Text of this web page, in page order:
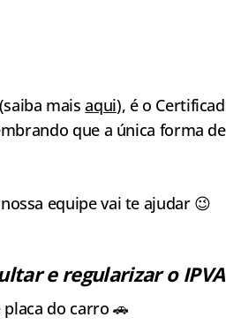
maisaqui), é o
que a única forma
equipe vai te ajudar 😉
e regularizar o
placa do carro 🚗